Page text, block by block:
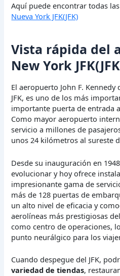
Aquí puede encontrar todas las
Nueva York JFK(JFK)
Vista rápida del
New York
El aeropuerto John F. Kennedy
JFK, es uno de los más
importante puerta de entrada
Como mayor aeropuerto
servicio a millones de
unos 24 kilómetros al sureste
Desde su inauguración en
evolucionar y hoy ofrece
impresionante gama de
más de 128 puertas de
un alto nivel de eficacia y
aerolíneas más prestigiosas
como centro de operaciones,
punto neurálgico para los
Cuando despegue del JFK,
variedad de tiendas,